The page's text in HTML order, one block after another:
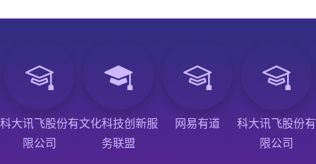
科大讯飞股份有
限公司
文化科技创新服
务联盟
网易有道
科大讯飞股份有
限公司